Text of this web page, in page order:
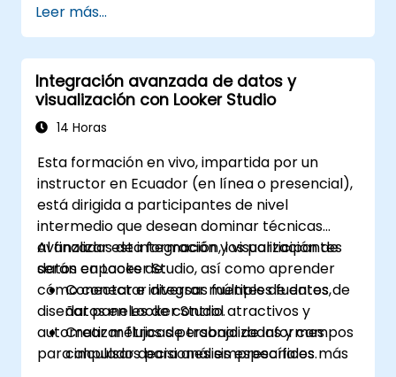
Leer más...
Integración avanzada de datos y
visualización con Looker Studio
14 Horas
Esta formación en vivo, impartida por un
instructor en Ecuador (en línea o presencial),
está dirigida a participantes de nivel
intermedio que desean dominar técnicas
avanzadas de integración y visualización de
datos en Looker Studio, así como aprender
cómo conectar diversas fuentes de datos,
diseñar paneles de control atractivos y
automatizar flujos de trabajo de informes
para impulsar decisiones empresariales más
Al finalizar esta formación, los participantes
serán capaces de:
Conectar e integrar múltiples fuentes de
datos en Looker Studio.
Crear métricas personalizadas y campos
calculados para análisis específicos.